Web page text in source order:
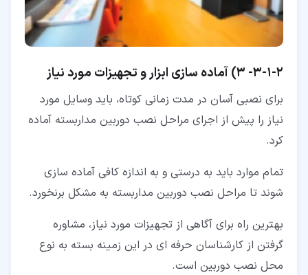
۲‏-‏۱‏-‏۳‏- 3) آماده سازی ابزار و تجهیزات مورد نیاز
برای نصبی آسان در مدت زمانی کوتاه، باید وسایل مورد
نیاز را پیش از اجرای مراحل نصب دوربین مداربسته آماده
کرد.
تمام موارد باید به درستی و به اندازه کافی آماده سازی
شوند تا مراحل نصب دوربین مداربسته به مشکل برنخورد.
بهترین راه برای آگاهی از تجهیزات مورد نیاز، مشاوره
گرفتن از کارشناسان حرفه ای در این زمینه بسته به نوع
محل نصب دوربین است.